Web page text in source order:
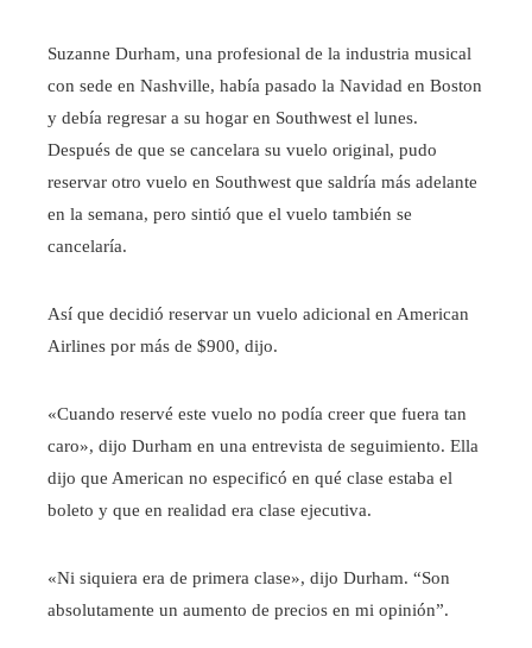
Suzanne Durham, una profesional de la industria musical
con sede en Nashville, había pasado la Navidad en Boston
y debía regresar a su hogar en Southwest el lunes.
Después de que se cancelara su vuelo original, pudo
reservar otro vuelo en Southwest que saldría más adelante
en la semana, pero sintió que el vuelo también se
cancelaría.
Así que decidió reservar un vuelo adicional en American
Airlines por más de $900, dijo.
«Cuando reservé este vuelo no podía creer que fuera tan
caro», dijo Durham en una entrevista de seguimiento. Ella
dijo que American no especificó en qué clase estaba el
boleto y que en realidad era clase ejecutiva.
«Ni siquiera era de primera clase», dijo Durham. “Son
absolutamente un aumento de precios en mi opinión”.